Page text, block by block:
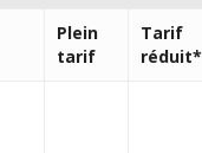
Plein
tarif
Tarif
réduit*